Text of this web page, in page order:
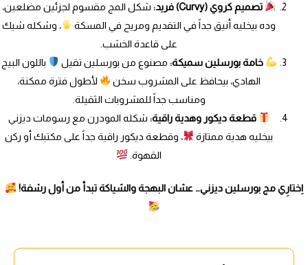
تصميم كروي (Curvy) فريد:
شكل المج مقسوم لجزئين مضلعين،
وده بيخليه أنيق جداً في التقديم ومريح في المسكة
، وشكله شيك
على قاعدة الخشب.
خامة بورسلين سميكة:مصنوع من بورسلين تقيل
باللون البيج
الهادي، بيحافظ على المشروب سخن
لأطول فترة ممكنة،
ومناسب جداً للمشروبات الثقيلة.
قطعة ديكور وهدية راقية: شكله المودرن مع رسومات ديزني
بيخليه هدية ممتازة
، وقطعة ديكور راقية جداً على مكتبك أو ركن
القهوة.
اِختارِي مج بورسلين ديزني… عشان البهجة والشياكة تبدأ من أول رشفة!